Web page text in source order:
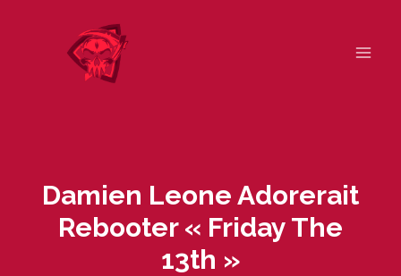
Damien Leone Adorerait
Rebooter « Friday The
13th »